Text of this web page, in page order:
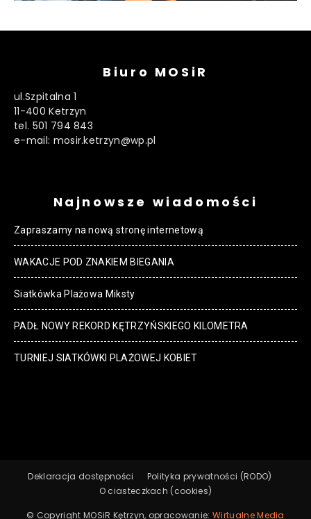
Biuro MOSiR
ul.Szpitalna 1
11-400 Ketrzyn
tel. 501 794 843
e-mail: mosir.ketrzyn@wp.pl
Najnowsze wiadomości
Zapraszamy na nową stronę internetową
WAKACJE POD ZNAKIEM BIEGANIA
Siatkówka Plażowa Miksty
PADŁ NOWY REKORD KĘTRZYŃSKIEGO KILOMETRA
TURNIEJ SIATKÓWKI PLAŻOWEJ KOBIET
Deklaracja dostępności
Polityka prywatności (RODO)
O ciasteczkach (cookies)
© Copyright MOSiR Kętrzyn, opracowanie: Wirtualne Media